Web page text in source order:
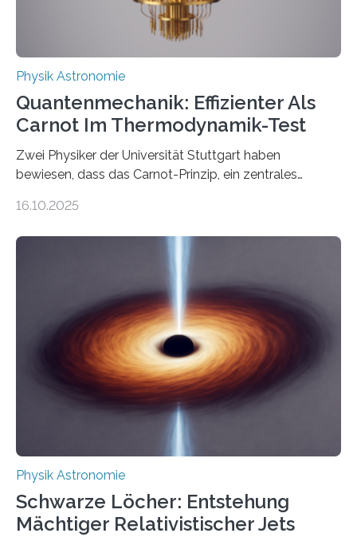
Physik Astronomie
Quantenmechanik: Effizienter Als
Carnot Im Thermodynamik-Test
Zwei Physiker der Universität Stuttgart haben
bewiesen, dass das Carnot-Prinzip, ein zentrales
Größenordnung von Atomen gilt, deren physikalische
Quantenmotoren voranbringen. Das
Wissenschaftsjournal Science Advances veröffentlichte
die Herleitung. (DOI: 10.1126/sciadv.adw8462)
Verbrennungsmotoren oder Dampfturbinen sind
Wärmekraftmaschinen: Sie wandeln thermische
Energie in mechanische Bewegung um – oder anders
ausgedrückt, Wärme in Bewegung. In
quantenmechanischen Experimenten ist es in den…
16.10.2025
Physik Astronomie
Schwarze Löcher: Entstehung
Mächtiger Relativistischer Jets